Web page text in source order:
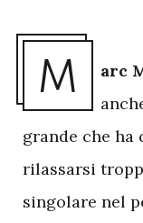
M arc
grande che ha
rilassarsi
singolare nel